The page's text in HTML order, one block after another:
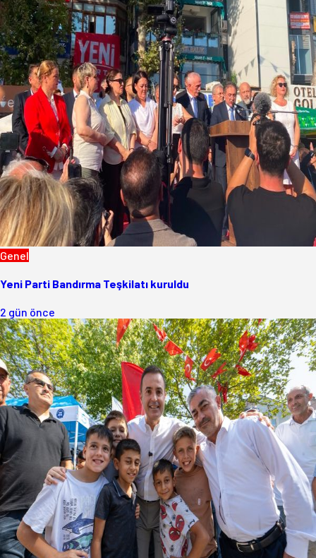
Genel
Yeni Parti Bandırma Teşkilatı kuruldu
2 gün önce